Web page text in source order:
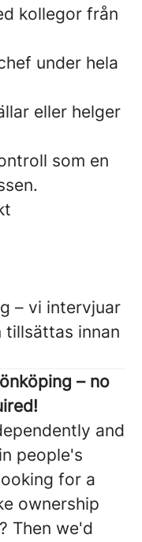
kollegor från
under hela
eller helger
som en
– vi intervjuar
tillsättas innan
– no
and
people's
for a
ownership
Then we'd